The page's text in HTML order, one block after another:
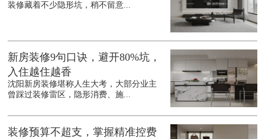
装修藏着不少隐形坑，稍不留意...
新房装修9句口诀，避开80%坑，
入住越住越香
沈阳新房装修堪称人生大考，大部分业主
曾踩过装修雷区，隐形消费、施...
装修预算不超支，掌握精准控费